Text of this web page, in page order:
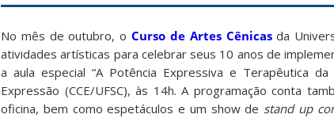
No mês de outubro, o Curso de Artes Cênicasda
atividades artísticas para celebrar seus 10 anos de
a aula especial “A Potência Expressiva e Terapêutica
Expressão (CCE/UFSC), às 14h. A programação conta
oficina, bem como espetáculos e um show de stand up